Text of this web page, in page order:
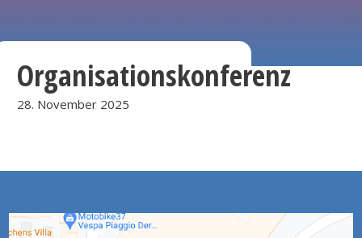
Organisationskonferenz
28. November 2025